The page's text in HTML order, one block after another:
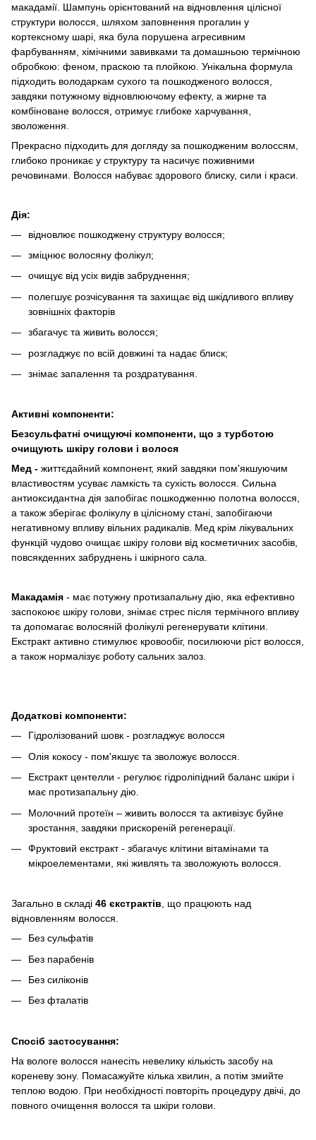
макадамії. Шампунь орієнтований на відновлення цілісної
структури волосся, шляхом заповнення прогалин у
кортексному шарі, яка була порушена агресивним
фарбуванням, хімічними завивками та домашньою термічною
обробкою: феном, праскою та плойкою. Унікальна формула
підходить володаркам сухого та пошкодженого волосся,
завдяки потужному відновлюючому ефекту, а жирне та
комбіноване волосся, отримує глибоке харчування,
зволоження.
Прекрасно підходить для догляду за пошкодженим волоссям,
глибоко проникає у структуру та насичує поживними
речовинами. Волосся набуває здорового блиску, сили і краси.
Дія:
відновлює пошкоджену структуру волосся;
зміцнює волосяну фолікул;
очищує від усіх видів забруднення;
полегшує розчісування та захищає від шкідливого впливу
зовнішніх факторів
збагачує та живить волосся;
розгладжує по всій довжині та надає блиск;
знімає запалення та роздратування.
Активні компоненти:
Безсульфатні очищуючі компоненти, що з турботою
очищують шкіру голови і волося
Мед - життєдайний компонент, який завдяки пом'якшуючим
властивостям усуває ламкість та сухість волосся. Сильна
антиоксидантна дія запобігає пошкодженню полотна волосся,
а також зберігає фолікулу в цілісному стані, запобігаючи
негативному впливу вільних радикалів. Мед крім лікувальних
функцій чудово очищає шкіру голови від косметичних засобів,
повсякденних забруднень і шкірного сала.
Макадамія - має потужну протизапальну дію, яка ефективно
заспокоює шкіру голови, знімає стрес після термічного впливу
та допомагає волосяній фолікулі регенерувати клітини.
Екстракт активно стимулює кровообіг, посилюючи ріст волосся,
а також нормалізує роботу сальних залоз.
Додаткові компоненти:
Гідролізований шовк - розгладжує волосся
Олія кокосу - пом'якшує та зволожує волосся.
Екстракт центелли - регулює гідроліпідний баланс шкіри і
має протизапальну дію.
Молочний протеїн – живить волосся та активізує буйне
зростання, завдяки прискореній регенерації.
Фруктовий екстракт - збагачує клітини вітамінами та
мікроелементами, які живлять та зволожують волосся.
Загально в складі 46 єкстрактів, що працюють над
відновленням волосся.
Без сульфатів
Без парабенів
Без силіконів
Без фталатів
Спосіб застосування:
На вологе волосся нанесіть невелику кількість засобу на
кореневу зону. Помасажуйте кілька хвилин, а потім змийте
теплою водою. При необхідності повторіть процедуру двічі, до
повного очищення волосся та шкіри голови.